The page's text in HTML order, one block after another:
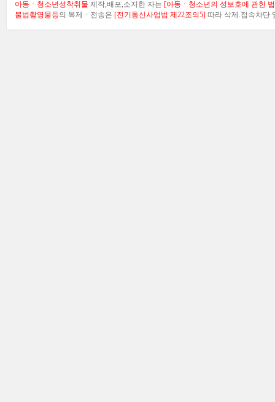
아동ㆍ청소년성착취물 제작,배포,소지한 자는 [아동ㆍ청소년의 성보호에 관한
불법촬영물등의 복제ㆍ전송은 [전기통신사업법 제22조의5] 따라 삭제.접속차단